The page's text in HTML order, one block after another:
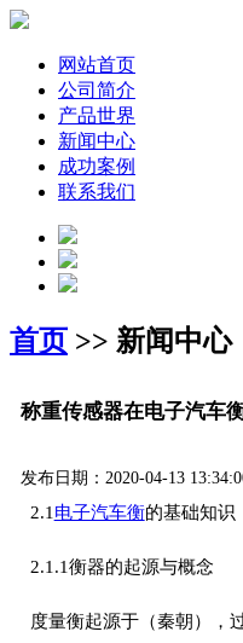
网站首页
公司简介
产品世界
新闻中心
成功案例
联系我们
首页 >> 新闻中心
称重传感器在电子汽车
发布日期：2020-04-13
2.1 电子汽车衡的基础知识
2.1.1衡器的起源与概念
度量衡起源于（秦朝），